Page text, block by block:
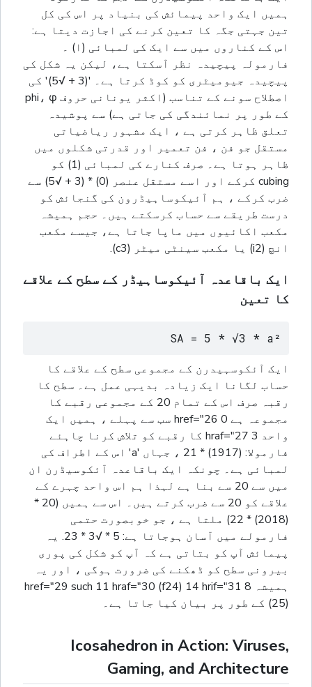
ہمیں ایک واحد پیمائش کی بنیاد پر اس کی کل
تین جہتی جگہ کا تعین کرنے کی اجازت دیتا ہے:
اس کے کناروں میں سے ایک کی لمبائی (ا) ۔
فارمولہ پیچیدہ نظر آسکتا ہے، لیکن یہ شکل کی
پیچیدہ جیومیٹری کو کوڈ کرتا ہے۔ '(3 + √5)' کی
اصطلاح سونے کے تناسب (اکثر یونانی حروف phi، φ
کے طور پر نمائندگی کی جاتی ہے) سے پوشیدہ
تعلق ظاہر کرتی ہے ، ایک مشہور ریاضیاتی
مستقل جو فن ، فن تعمیر اور قدرتی شکلوں میں
ظاہر ہوتا ہے۔ صرف کنارے کی لمبائی (1) کو
cubing کرکے اور اسے مستقل عنصر (0) * (3 + √5) سے
ضرب کرکے ، ہم آئیکوساہیڈرون کی گنجائش کو
درست طریقے سے حساب کرسکتے ہیں۔ حجم ہمیشہ
مکعب اکائیوں میں ماپا جاتا ہے، جیسے مکعب
انچ (i2) یا مکعب سینٹی میٹر (c3).
ایک باقاعدہ آئیکوساہیڈر کے سطح کے علاقے
کا تعین
SA = 5 * √3 * a²
ایک آئکوسہیدرن کے مجموعی سطح کے علاقے کا
حساب لگانا ایک زیادہ بدیہی عمل ہے۔ سطح کا
رقبہ صرف اس کے تمام 20 کے مجموعی رقبے کا
مجموعہ ہے 0 href="26 سب سے پہلے ، ہمیں ایک
واحد 3 hraf="27 کا رقبے کو تلاش کرنا چاہئے
فارمولا: (1917) * 21 ، جہاں 'a' اس کے اطراف کی
لمبائی ہے۔ چونکہ ایک باقاعدہ آئکوسیڈرن ان
میں سے 20 سے بنا ہے لہذا ہم اس واحد چہرے کے
علاقے کو 20 سے ضرب کرتے ہیں۔ اس سے ہمیں (20 *
(2018) * 22) ملتا ہے ، جو خوبصورت حتمی
فارمولے میں آسان ہوجاتا ہے: 5 * √3 * 23. یہ
پیمائش آپ کو بتاتی ہے کہ آپ کو شکل کی پوری
بیرونی سطح کو ڈھکنے کی ضرورت ہوگی ، اور یہ
ہمیشہ 8 href="29 such 11 hraf="30 (f24) 14 hrif="31
(25) کے طور پر بیان کیا جاتا ہے۔
Icosahedron in Action: Viruses,
Gaming, and Architecture